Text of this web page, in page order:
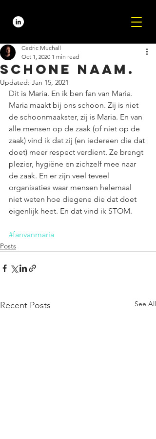
Schone naam.
Cedric Muchall
Oct 1, 2020 1 min read
Updated: Jan 15, 2021
Dit is Maria. En ik ben fan van Maria.
Maria maakt bij ons schoon. Zij is niet
de schoonmaakster, zij is Maria. En van
alle mensen op de zaak (of niet op de
zaak) vind ik dat zij (en iedereen die dat
doet) meer respect verdient. Ze brengt
plezier, hygiëne en zichzelf mee naar
de zaak. En er zijn veel teveel
organisaties waar mensen helemaal
niet weten hoe diegene die dat doet
eigenlijk heet. En dat vind ik STOM.
#fanvanmaria
Posts
Recent Posts See All